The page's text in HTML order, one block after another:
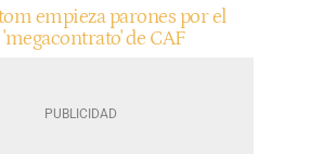
empieza parones por el
de CAF